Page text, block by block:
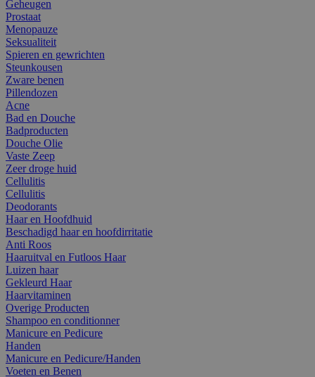
Geheugen
Prostaat
Menopauze
Seksualiteit
Spieren en gewrichten
Steunkousen
Zware benen
Pillendozen
Acne
Bad en Douche
Badproducten
Douche Olie
Vaste Zeep
Zeer droge huid
Cellulitis
Cellulitis
Deodorants
Haar en Hoofdhuid
Beschadigd haar en hoofdirritatie
Anti Roos
Haaruitval en Futloos Haar
Luizen haar
Gekleurd Haar
Haarvitaminen
Overige Producten
Shampoo en conditionner
Manicure en Pedicure
Handen
Manicure en Pedicure/Handen
Voeten en Benen